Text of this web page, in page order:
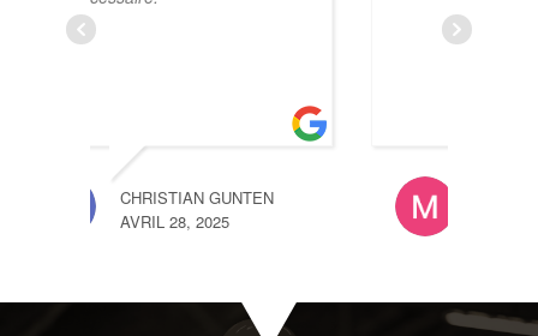
MARION ROUGE
AVRIL 28, 2023